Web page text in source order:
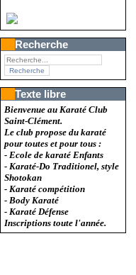
Recherche
Texte libre
Bienvenue au Karaté Club
Saint-Clément.
Le club propose du karaté
pour toutes et pour tous :
- Ecole de karaté Enfants
- Karaté-Do Traditionel, style
Shotokan
- Karaté compétition
- Body Karaté
- Karaté Défense
Inscriptions toute l'année.